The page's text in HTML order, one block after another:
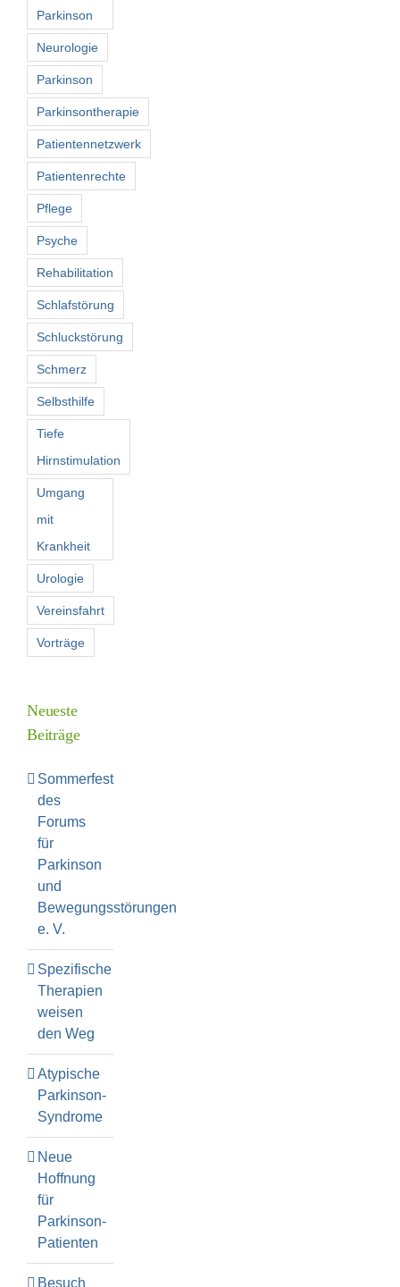
Parkinson
Neurologie
Parkinson
Parkinsontherapie
Patientennetzwerk
Patientenrechte
Pflege
Psyche
Rehabilitation
Schlafstörung
Schluckstörung
Schmerz
Selbsthilfe
Tiefe
Hirnstimulation
Umgang
mit
Krankheit
Urologie
Vereinsfahrt
Vorträge
Neueste
Beiträge
Sommerfest
des
Forums
für
Parkinson
und
Bewegungsstörungen
e. V.
Spezifische
Therapien
weisen
den Weg
Atypische
Parkinson-
Syndrome
Neue
Hoffnung
für
Parkinson-
Patienten
Besuch